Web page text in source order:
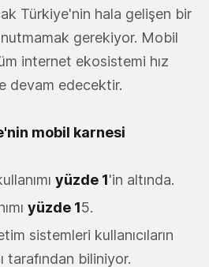
Türkiye'nin hala gelişen bir
gerekiyor. Mobil
internet ekosistemi hız
devam edecektir.
mobil karnesi
yüzde 1'in altında.
yüzde 15.
sistemleri kullanıcıların
tarafından biliniyor.